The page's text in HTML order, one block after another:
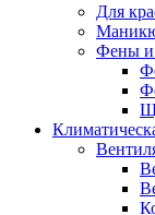
Для
Фены и